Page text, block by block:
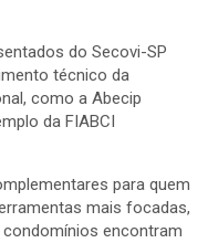
do Secovi-SP
técnico da
como a Abecip
da FIABCI
para quem
mais focadas,
encontram